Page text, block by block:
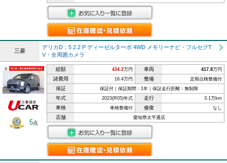
三菱
デリカD：5 2.2 P ディーゼルターボ 4WD メモリーナビ・フルセグT
V・全周囲カメラ
5点
総額 434.2万円 車両 417.8万円
諸費用 16.4万円 整備 定期点検整備付
保証 保証付｜保証期間：1年｜保証走行距離：無制限
年式 2023(R05)年式 走行 3.1万km
車検 車検整備付 修復 なし
店舗 愛知県太平通店